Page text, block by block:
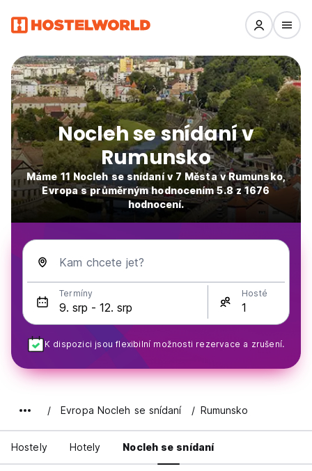
Nocleh se snídaní v
Rumunsko
Máme 11 Nocleh se snídaní v 7 Města v Rumunsko,
Evropa s průměrným hodnocením 5.8 z 1676
hodnocení.
Kam chcete jet?
Termíny Hosté
K dispozici jsou flexibilní možnosti rezervace a zrušení.
Evropa Nocleh se snídaní Rumunsko
Hostely Hotely Nocleh se snídaní